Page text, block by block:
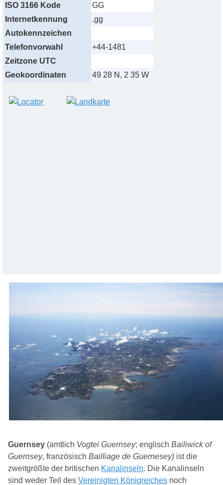
ISO 3166 Kode
GG
Internetkennung
.gg
Autokennzeichen
Telefonvorwahl
+44-1481
Zeitzone UTC
Geokoordinaten
49 28 N, 2 35 W
Guernsey (amtlich Vogtei Guernsey; englischBailiwick of
Guernsey, französischBailliage de Guernesey) ist die
zweitgrößte der britischen Kanalinseln. Die Kanalinseln
sind weder Teil desVereinigten Königreiches noch